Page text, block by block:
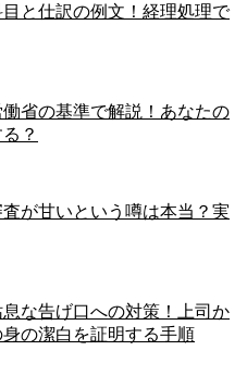
と仕訳の例文！経理処理で
省の基準で解説！あなたの
？
が甘いという噂は本当？実
な告げ口への対策！上司か
の潔白を証明する手順